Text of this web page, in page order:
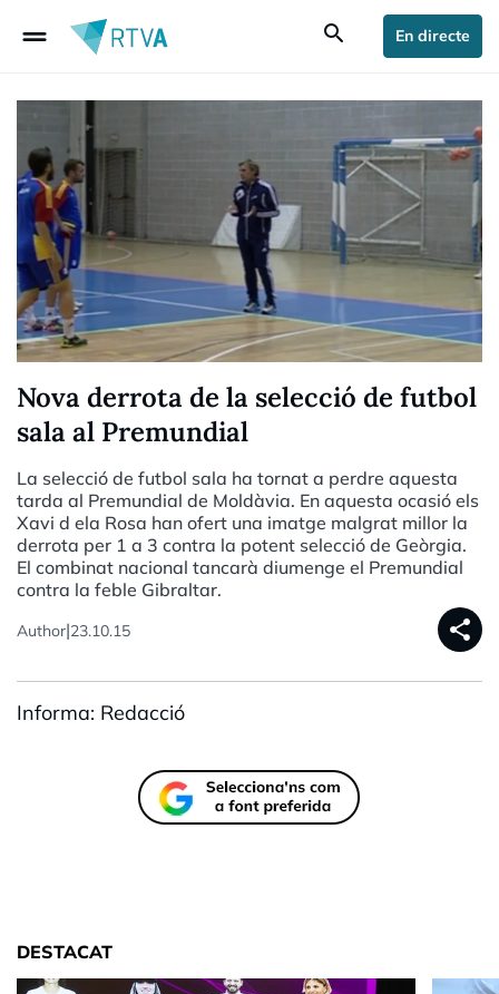
drag_handle search En directe
Nova derrota de la selecció de futbol
sala al Premundial
La selecció de futbol sala ha tornat a perdre aquesta
tarda al Premundial de Moldàvia. En aquesta ocasió els
Xavi d ela Rosa han ofert una imatge malgrat millor la
derrota per 1 a 3 contra la potent selecció de Geòrgia.
El combinat nacional tancarà diumenge el Premundial
contra la feble Gibraltar.
Author|23.10.15 share
Informa: Redacció
DESTACAT